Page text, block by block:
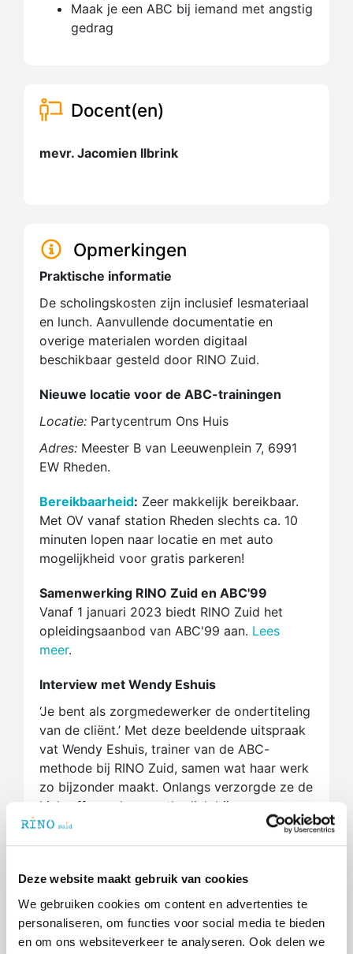
Deze website maakt gebruik van cookies
We gebruiken cookies om content en advertenties te
personaliseren, om functies voor social media te bieden
en om ons websiteverkeer te analyseren. Ook delen we
Maak je een ABC bij iemand met angstig
gedrag
Docent(en)
mevr. Jacomien Ilbrink
Opmerkingen
Praktische informatie
De scholingskosten zijn inclusief lesmateriaal
en lunch. Aanvullende documentatie en
overige materialen worden digitaal
beschikbaar gesteld door RINO Zuid.
Nieuwe locatie voor de ABC-trainingen
Locatie: Partycentrum Ons Huis
Adres: Meester B van Leeuwenplein 7, 6991
EW Rheden.
Bereikbaarheid: Zeer makkelijk bereikbaar.
Met OV vanaf station Rheden slechts ca. 10
minuten lopen naar locatie en met auto
mogelijkheid voor gratis parkeren!
Samenwerking RINO Zuid en ABC'99
Vanaf 1 januari 2023 biedt RINO Zuid het
opleidingsaanbod van ABC'99 aan. Lees
meer.
Interview met Wendy Eshuis
‘Je bent als zorgmedewerker de ondertiteling
van de cliënt.’ Met deze beeldende uitspraak
vat Wendy Eshuis, trainer van de ABC-
methode bij RINO Zuid, samen wat haar werk
zo bijzonder maakt. Onlangs verzorgde ze de
kick-off van deze methodiek bij
Zonnehuisgroep Vlaardingen, waar 80
medewerkers een eerste kennismaking
haar drijfveren, inzichten en hoop voor de
toekomst in een inspirerend gesprek.Lees
meer.